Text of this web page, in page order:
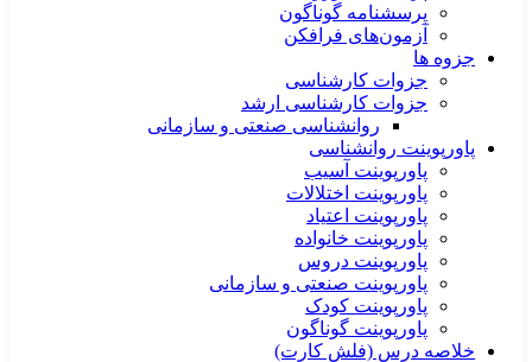
پرسشنامه گوناگون
آزمون‌های فرافکن
جزوه ها
جزوات کارشناسی
جزوات کارشناسی ارشد
روانشناسی صنعتی و سازمانی
پاورپوینت روانشناسی
پاورپوینت آسیب
پاورپوینت اختلالات
پاورپوینت اعتیاد
پاورپوینت خانواده
پاورپوینت دروس
پاورپوینت صنعتی و سازمانی
پاورپوینت کودک
پاورپوینت گوناگون
خلاصه درس (فلش کارت)